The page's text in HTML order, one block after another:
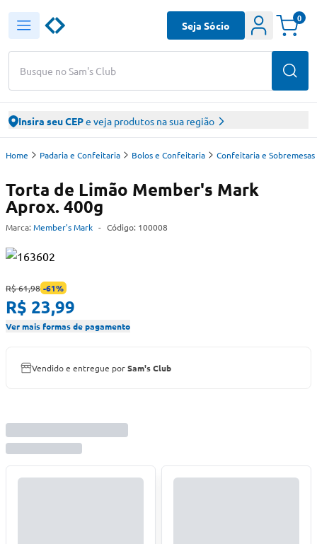
Busque no Sam's Club
Seja Sócio
0
Insira seu CEPe veja produtos na sua região
Home Padaria e Confeitaria Bolos e Confeitaria Confeitaria e Sobremesas
Torta de Limão Member's Mark
Aprox. 400g
Marca: Member's Mark - Código: 100008
R$ 61,98 -61%
R$ 23,99
Ver mais formas de pagamento
Vendido e entregue porSam's Club